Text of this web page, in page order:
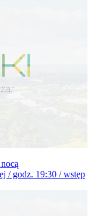
/ godz. 19:30 / wstęp